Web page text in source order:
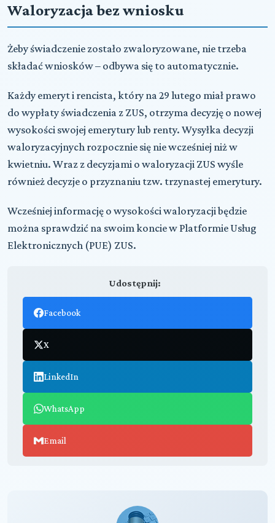
Waloryzacja bez wniosku
Żeby świadczenie zostało zwaloryzowane, nie trzeba
składać wniosków – odbywa się to automatycznie.
Każdy emeryt i rencista, który na 29 lutego miał prawo
do wypłaty świadczenia z ZUS, otrzyma decyzję o nowej
wysokości swojej emerytury lub renty. Wysyłka decyzji
waloryzacyjnych rozpocznie się nie wcześniej niż w
kwietniu. Wraz z decyzjami o waloryzacji ZUS wyśle
również decyzje o przyznaniu tzw. trzynastej emerytury.
Wcześniej informację o wysokości waloryzacji będzie
można sprawdzić na swoim koncie w Platformie Usług
Elektronicznych (PUE) ZUS.
Udostępnij:
Facebook
X
LinkedIn
WhatsApp
Email